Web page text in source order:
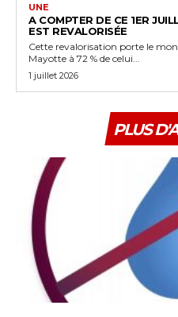
UNE
A COMPTER DE CE 1ER
EST REVALORISÉE
Cette revalorisation porte le
Mayotte à 72 % de celui...
1 juillet 2026
PLUS